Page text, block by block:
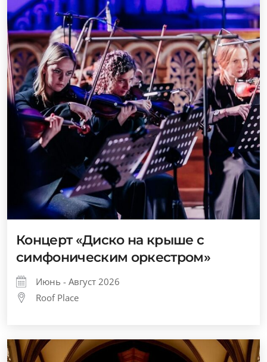
Концерт «Диско на крыше с
симфоническим оркестром»
Июнь - Август 2026
Roof Place